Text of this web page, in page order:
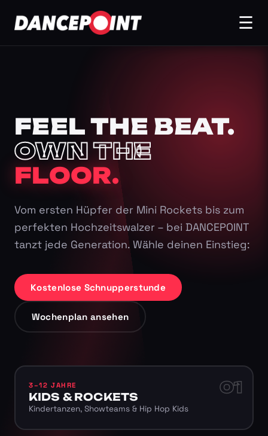
☰
FEEL THE BEAT.
OWN THE
FLOOR.
Vom ersten Hüpfer der Mini Rockets bis zum
perfekten Hochzeitswalzer – bei DANCEPOINT
tanzt jede Generation. Wähle deinen Einstieg:
Kostenlose Schnupperstunde
Wochenplan ansehen
01
3–12 JAHRE
KIDS & ROCKETS
Kindertanzen, Showteams & Hip Hop Kids